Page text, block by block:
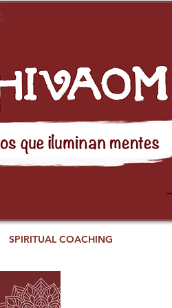
SPIRITUAL COACHING